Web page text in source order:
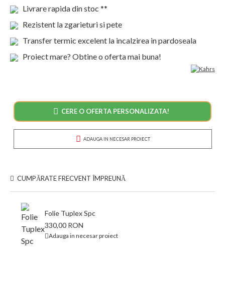
Livrare rapida din stoc **
Rezistent la zgarieturi si pete
Transfer termic excelent la incalzirea in pardoseala
Proiect mare? Obtine o oferta mai buna!
CERE O OFERTA PERSONALIZATA!
ADAUGA IN NECESAR PROIECT
CUMPĂRATE FRECVENT ÎMPREUNĂ
Folie Tuplex Spc
330,00 RON
Adauga in necesar proiect